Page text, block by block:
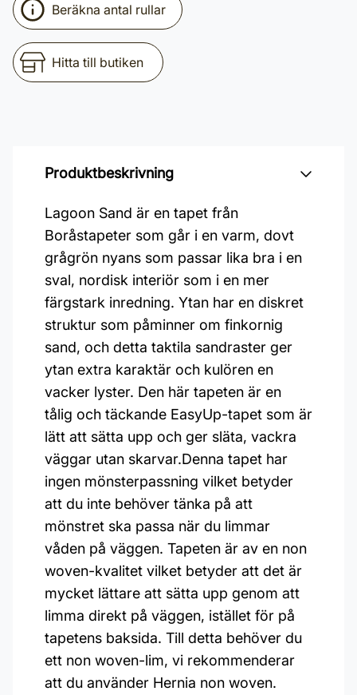
Beräkna antal rullar
Hitta till butiken
Produktbeskrivning
Lagoon Sand är en tapet från
Boråstapeter som går i en varm, dovt
grågrön nyans som passar lika bra i en
sval, nordisk interiör som i en mer
färgstark inredning. Ytan har en diskret
struktur som påminner om finkornig
sand, och detta taktila sandraster ger
ytan extra karaktär och kulören en
vacker lyster. Den här tapeten är en
tålig och täckande EasyUp-tapet som är
lätt att sätta upp och ger släta, vackra
väggar utan skarvar.Denna tapet har
ingen mönsterpassning vilket betyder
att du inte behöver tänka på att
mönstret ska passa när du limmar
våden på väggen. Tapeten är av en non
woven-kvalitet vilket betyder att det är
mycket lättare att sätta upp genom att
limma direkt på väggen, istället för på
tapetens baksida. Till detta behöver du
ett non woven-lim, vi rekommenderar
att du använder Hernia non woven.